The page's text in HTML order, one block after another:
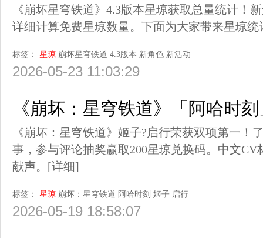
《崩坏星穹铁道》4.3版本星琼获取总量统计！
详细计算免费星琼数量。下面为大家带来星琼统
标签： 星琼 崩坏星穹铁道 4.3版本 新角色 新活动
2026-05-23 11:03:29
《崩坏：星穹铁道》「阿哈时
《崩坏：星穹铁道》姬子?启行荣获双项第一！
事，参与评论抽奖赢取200星琼兑换码。中文
献声。 [详细]
标签： 星琼 崩坏：星穹铁道 阿哈时刻 姬子 启行
2026-05-19 18:58:07